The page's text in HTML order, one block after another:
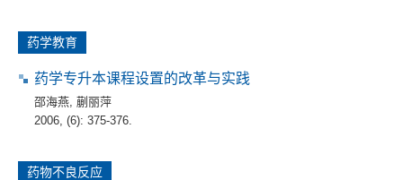
药学教育
药学专升本课程设置的改革与实践
邵海燕 蒯丽萍
2006, (6): 375-376.
药物不良反应